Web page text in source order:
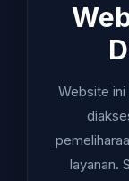
Website
layanan.